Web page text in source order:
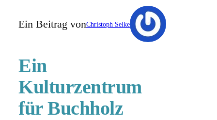
Ein Beitrag vonChristoph Selke
Ein
Kulturzentrum
für Buchholz